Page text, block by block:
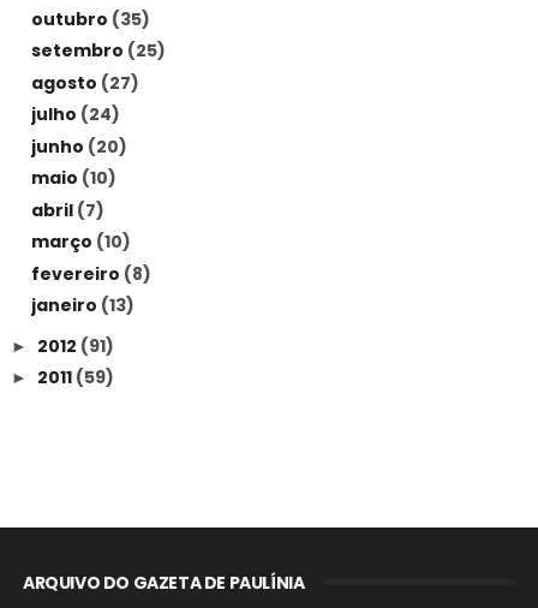
outubro (35)
setembro (25)
agosto (27)
julho (24)
junho (20)
maio (10)
abril (7)
março (10)
fevereiro (8)
janeiro (13)
► 2012 (91)
► 2011 (59)
ARQUIVO DO GAZETA DE PAULÍNIA